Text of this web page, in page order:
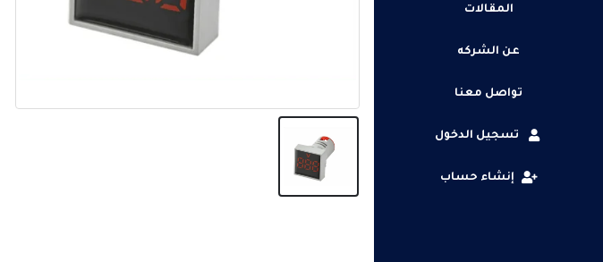
المقالات
عن الشركه
تواصل معنا
تسجيل الدخول
إنشاء حساب